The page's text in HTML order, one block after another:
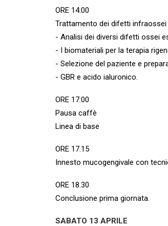
ORE 14:00
Trattamento dei difetti
- Analisi dei diversi difetti ossei
- I biomateriali per la terapia
- Selezione del paziente e
- GBR e acido ialuronico.
ORE 17:00
Pausa caffè
Linea di base
ORE 17.15
Innesto mucogengivale con
ORE 18.30
Conclusione prima giornata.
SABATO 13 APRILE